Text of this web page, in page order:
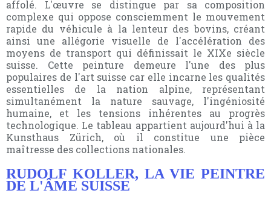
affolé. L'œuvre se distingue par sa composition
complexe qui oppose consciemment le mouvement
rapide du véhicule à la lenteur des bovins, créant
ainsi une allégorie visuelle de l'accélération des
moyens de transport qui définissait le XIXe siècle
suisse. Cette peinture demeure l'une des plus
populaires de l'art suisse car elle incarne les qualités
essentielles de la nation alpine, représentant
simultanément la nature sauvage, l'ingéniosité
humaine, et les tensions inhérentes au progrès
technologique. Le tableau appartient aujourd'hui à la
Kunsthaus Zürich, où il constitue une pièce
maîtresse des collections nationales.
RUDOLF KOLLER, LA VIE PEINTRE
DE L'ÂME SUISSE